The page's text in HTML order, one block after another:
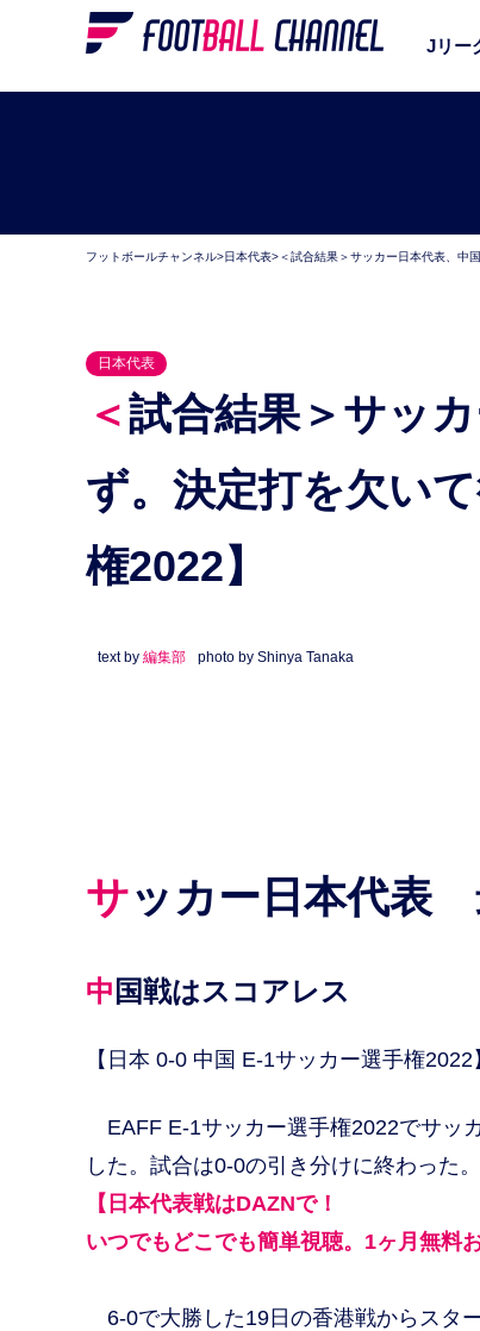
Jリー
フットボールチャンネル>日本代表>＜試合結果＞サッカー日本代表、中
日本代表
＜試合結果＞サッカー日本代表、中国代表戦に勝て
ず。決定打を欠い
権2022】
text by 編集部 photo by Shinya Tanaka
サッカー日本代
中国戦はスコアレス
【日本 0-0 中国 E-1サッカー選手権2022
EAFF E-1サッカー選手権2022でサッ
した。試合は0-0の引き分けに終わった。
【日本代表戦はDAZNで！
いつでもどこでも簡単視聴。1ヶ月無料
6-0で大勝した19日の香港戦からスタ